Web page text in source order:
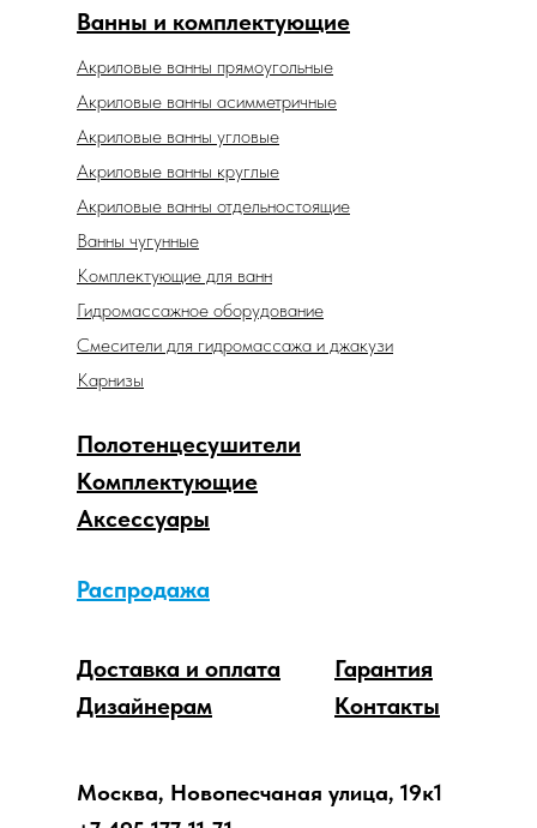
Ванны и комплектующие
Акриловые ванны прямоугольные
Аксессуары
Распродажа
Комплектующие
Дизайнерам
Доставка и оплата
Гарантия
Контакты
Акриловые ванны отдельностоящие
Акриловые ванны асимметричные
Акриловые ванны угловые
Акриловые ванны круглые
Ванны чугунные
Комплектующие для ванн
Гидромассажное оборудование
Смесители для гидромассажа и джакузи
Карнизы
Полотенцесушители
Москва, Новопесчаная улица, 19к1